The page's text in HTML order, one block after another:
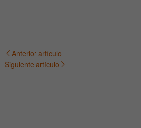
Navegación
Anterior artículo
Siguiente artículo